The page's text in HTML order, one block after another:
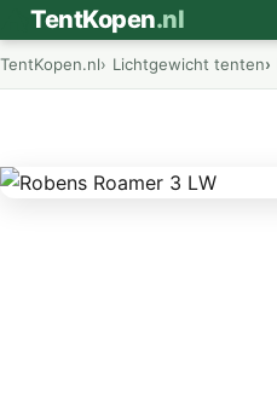
TentKopen.nl
TentKopen.nl Lichtgewicht tenten